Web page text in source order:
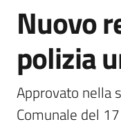
Menu selezionato
Servizi
Vivere
Fontanelice
Salta al contenuto
Nuovo
polizia
Approvato nella
Comunale del